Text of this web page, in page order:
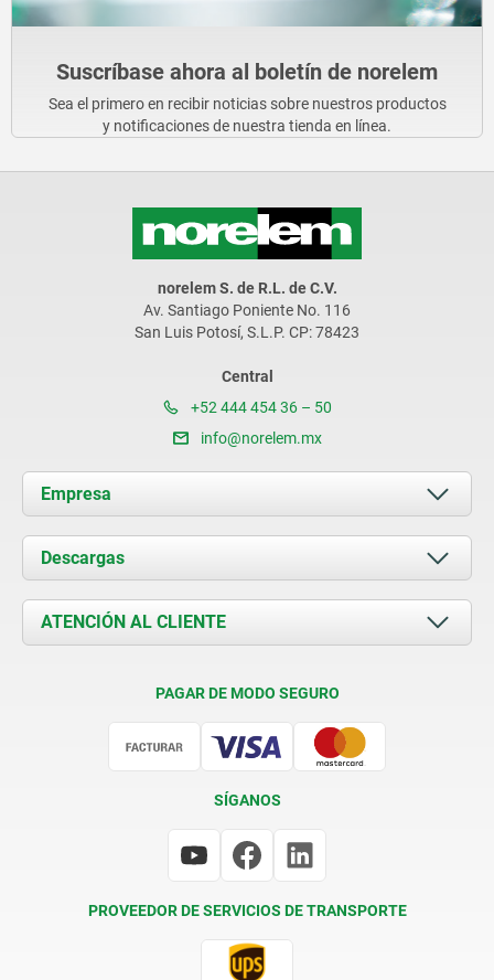
Suscríbase ahora al boletín de norelem
Sea el primero en recibir noticias sobre nuestros productos
y notificaciones de nuestra tienda en línea.
norelem S. de R.L. de C.V.
Av. Santiago Poniente No. 116
San Luis Potosí, S.L.P. CP: 78423
Central
+52 444 454 36 – 50
info@norelem.mx
Empresa
Acerca de nosotros
Novedades
Contacto
Descargas
Documents
ATENCIÓN AL CLIENTE
PAGAR DE MODO SEGURO
SÍGANOS
PROVEEDOR DE SERVICIOS DE TRANSPORTE